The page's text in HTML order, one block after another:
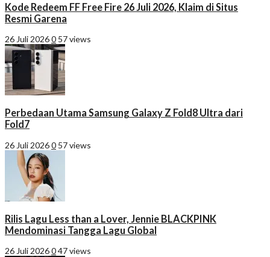
Kode Redeem FF Free Fire 26 Juli 2026, Klaim di Situs
Resmi Garena
26 Juli 20260 57 views
Perbedaan Utama Samsung Galaxy Z Fold8 Ultra dari
Fold7
26 Juli 20260 57 views
Rilis Lagu Less than a Lover, Jennie BLACKPINK
Mendominasi Tangga Lagu Global
26 Juli 2026047 views